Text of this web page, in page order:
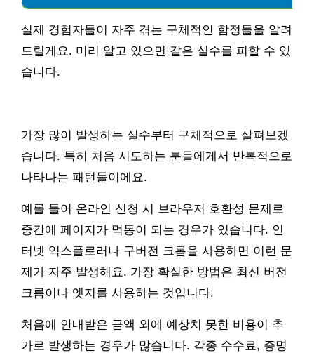
실제 경험자들이 자주 겪는 구체적인 함정들을 알려
드릴게요. 미리 알고 있으면 같은 실수를 피할 수 있
습니다.
가장 많이 발생하는 실수부터 구체적으로 살펴보겠
습니다. 특히 처음 시도하는 분들에게서 반복적으로
나타나는 패턴들이에요.
예를 들어 온라인 신청 시 브라우저 호환성 문제로
중간에 페이지가 먹통이 되는 경우가 있습니다. 인
터넷 익스플로러나 구버전 크롬을 사용하면 이런 문
제가 자주 발생해요. 가장 확실한 방법은 최신 버전
크롬이나 엣지를 사용하는 것입니다.
처음에 안내받은 금액 외에 예상치 못한 비용이 추
가로 발생하는 경우가 많습니다. 각종 수수료, 증명